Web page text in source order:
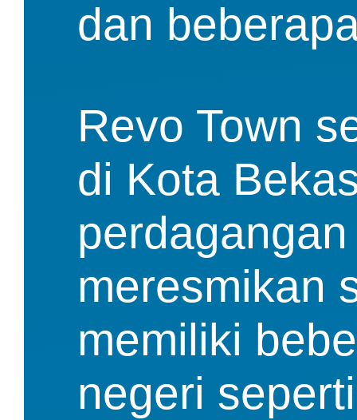
dan
Revo Town
di Kota
meresmikan
memiliki
negeri